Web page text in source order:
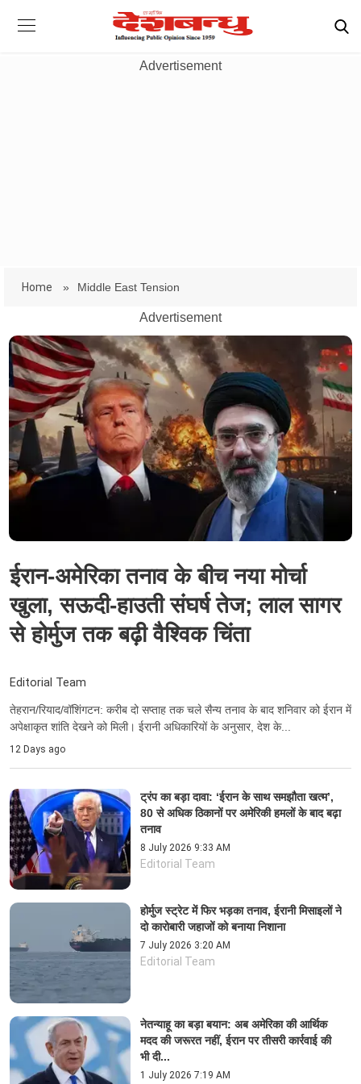
Advertisement
Home » Middle East Tension
Advertisement
ईरान-अमेरिका तनाव के बीच नया मोर्चा
खुला, सऊदी-हाउती संघर्ष तेज; लाल सागर
से होर्मुज तक बढ़ी वैश्विक चिंता
Editorial Team
तेहरान/रियाद/वॉशिंगटन: करीब दो सप्ताह तक चले सैन्य तनाव के बाद शनिवार को ईरान में
अपेक्षाकृत शांति देखने को मिली। ईरानी अधिकारियों के अनुसार, देश के...
12 Days ago
ट्रंप का बड़ा दावा: ‘ईरान के साथ समझौता खत्म’,
80 से अधिक ठिकानों पर अमेरिकी हमलों के बाद बढ़ा
तनाव
8 July 2026 9:33 AM
Editorial Team
होर्मुज स्ट्रेट में फिर भड़का तनाव, ईरानी मिसाइलों ने
दो कारोबारी जहाजों को बनाया निशाना
7 July 2026 3:20 AM
Editorial Team
नेतन्याहू का बड़ा बयान: अब अमेरिका की आर्थिक
मदद की जरूरत नहीं, ईरान पर तीसरी कार्रवाई की
भी दी...
1 July 2026 7:19 AM